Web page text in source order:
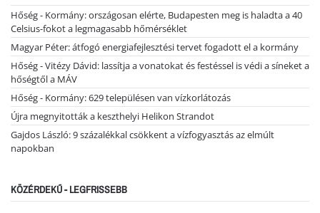
Hőség - Kormány: országosan elérte, Budapesten meg is haladta a 40
Celsius-fokot a legmagasabb hőmérséklet
Magyar Péter: átfogó energiafejlesztési tervet fogadott el a kormány
Hőség - Vitézy Dávid: lassítja a vonatokat és festéssel is védi a síneket a
hőségtől a MÁV
Hőség - Kormány: 629 településen van vízkorlátozás
Újra megnyitották a keszthelyi Helikon Strandot
Gajdos László: 9 százalékkal csökkent a vízfogyasztás az elmúlt
napokban
KÖZÉRDEKŰ - LEGFRISSEBB